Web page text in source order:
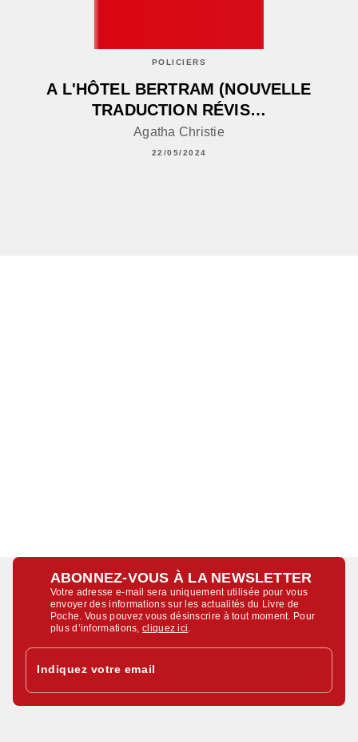
POLICIERS
A L'HÔTEL BERTRAM (NOUVELLE
TRADUCTION RÉVIS…
Agatha Christie
22/05/2024
ABONNEZ-VOUS À LA NEWSLETTER
Votre adresse e-mail sera uniquement utilisée pour vous
envoyer des informations sur les actualités du Livre de
Poche. Vous pouvez vous désinscrire à tout moment. Pour
plus d’informations,cliquez ici.
Indiquez votre email